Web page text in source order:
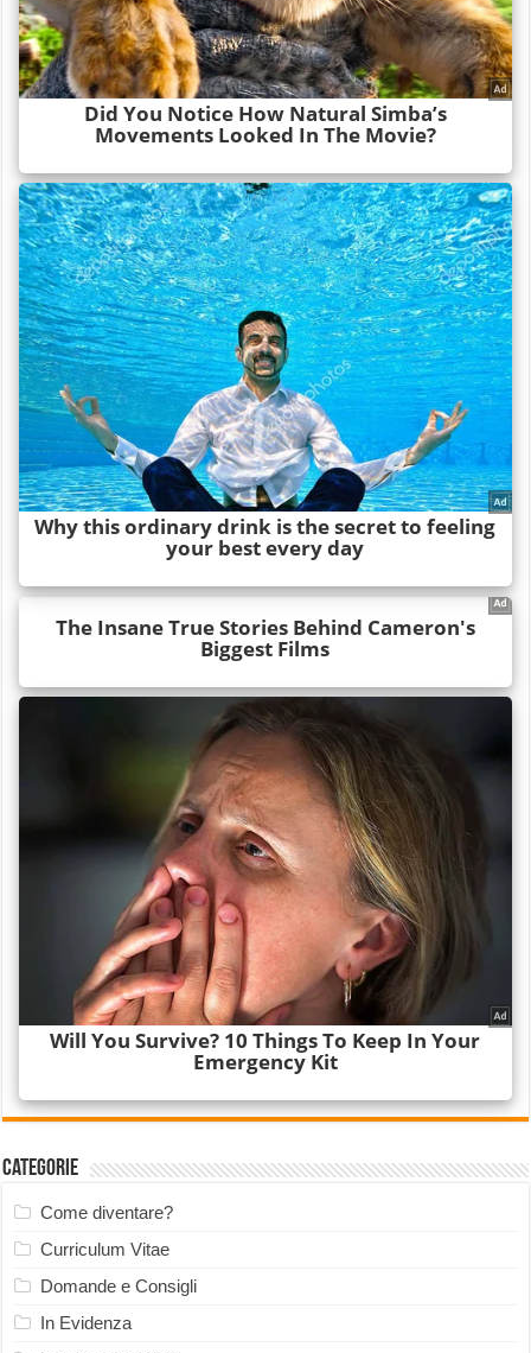
Categorie
Come diventare?
Curriculum Vitae
Domande e Consigli
In Evidenza